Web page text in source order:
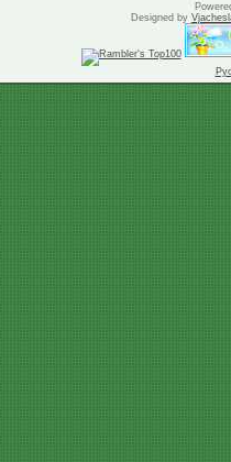
Designed by